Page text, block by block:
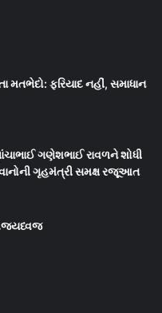
મતભેદો: ફરિયાદ નહીં, સમાધાન
ગણેશભાઈ રાવળને શોધી
ગૃહમંત્રી સમક્ષ રજૂઆત